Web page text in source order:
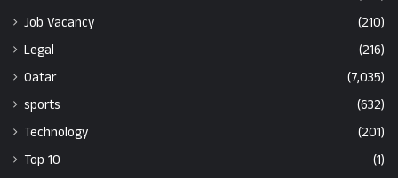
Job Vacancy
(210)
Legal
(216)
Qatar
(7,035)
sports
(632)
Technology
(201)
Top 10
(1)